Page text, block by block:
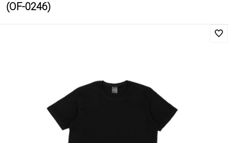
(OF-0246)